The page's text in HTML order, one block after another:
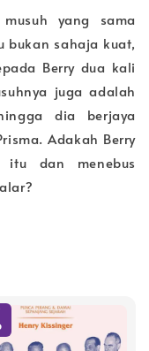
yang sama
bukan sahaja kuat,
Berry dua kali
juga adalah
dia berjaya
Adakah Berry
itu dan menebus